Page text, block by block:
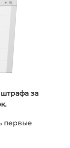
за
первые